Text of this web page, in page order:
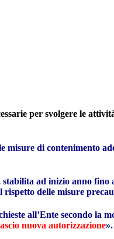
per svolgere le
di contenimento
ad inizio anno fino
rispetto delle misure
all’Ente secondo la
nuova autorizzazione».